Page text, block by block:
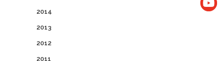
2014
2013
2012
2011